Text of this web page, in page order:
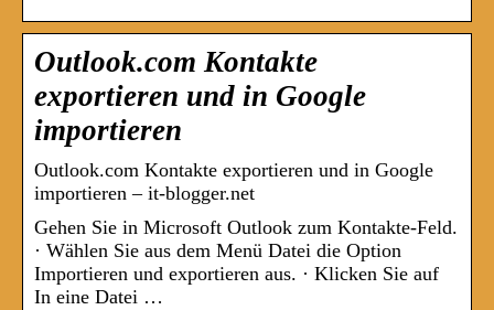
Outlook.com Kontakte
exportieren und in Google
importieren
Outlook.com Kontakte exportieren und in Google
importieren – it-blogger.net
Gehen Sie in Microsoft Outlook zum Kontakte-Feld.
· Wählen Sie aus dem Menü Datei die Option
Importieren und exportieren aus. · Klicken Sie auf
In eine Datei …